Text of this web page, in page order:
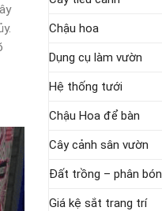
Chậu hoa
Dụng cụ làm vườn
Hệ thống tưới
Chậu Hoa để bàn
Cây cảnh sân vườn
Đất trồng – phân bón
Giá kệ sắt trang trí